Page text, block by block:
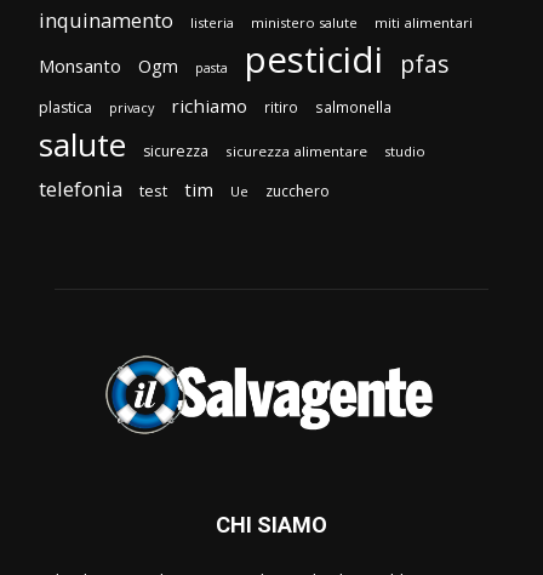
inquinamento listeria ministero salute miti alimentari
Monsanto Ogm pasta pesticidi pfas
plastica privacy richiamo ritiro salmonella
salute sicurezza sicurezza alimentare studio
telefonia test tim Ue zucchero
CHI SIAMO